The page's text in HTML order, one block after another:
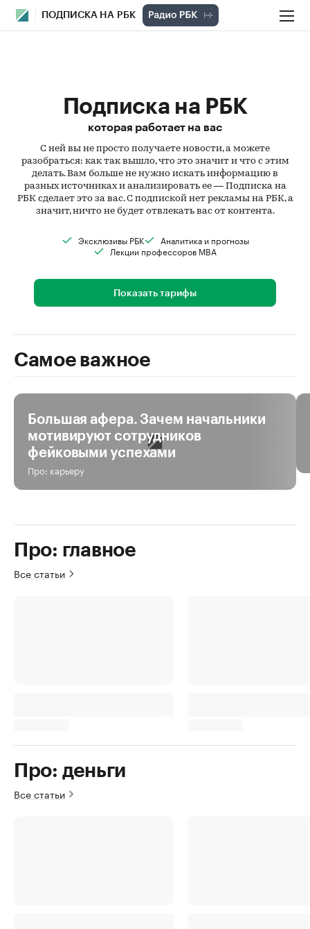
ПОДПИСКА НА РБК
Подписка на РБК
которая работает на вас
С ней вы не просто получаете новости, а можете
разобраться: как так вышло, что это значит и что с этим
делать. Вам больше не нужно искать информацию в
разных источниках и анализировать ее — Подписка на
РБК сделает это за вас. С подпиской нет рекламы на РБК, а
значит, ничто не будет отвлекать вас от контента.
Эксклюзивы РБК
Аналитика и прогнозы
Лекции профессоров MBA
Показать тарифы
Самое важное
Большая афера. Зачем начальники
мотивируют сотрудников
фейковыми успехами
Про: карьеру
Про: главное
Все статьи
Про: деньги
Все статьи